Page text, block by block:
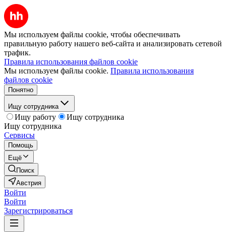
Мы используем файлы cookie, чтобы обеспечивать
правильную работу нашего веб-сайта и анализировать сетевой
трафик.
Правила использования файлов cookie
Мы используем файлы cookie. Правила использования
файлов cookie
Понятно
Ищу сотрудника
Ищу работу
Ищу сотрудника
Ищу сотрудника
Сервисы
Помощь
Ещё
Поиск
Австрия
Войти
Войти
Зарегистрироваться